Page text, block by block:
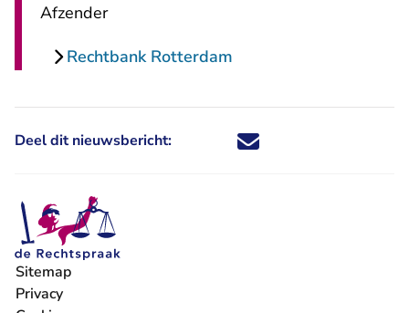
Afzender
Rechtbank Rotterdam
Deel dit nieuwsbericht: Deel dit nieuwsbericht via X -
Deel dit nieuwsbericht via
Deel dit nieuwsbericht
Deel dit
Sitemap
Privacy